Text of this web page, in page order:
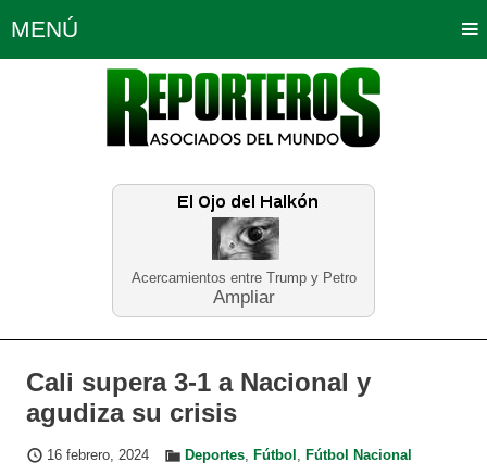
Acercamientos entre Trump y Petro
Ampliar
MENÚ
Política Opinión Bogotá
Planeta Tierra Deportes
Educación Neira
Cali supera 3-1 a Nacional y
agudiza su crisis
16 febrero, 2024 Deportes, Fútbol , Fútbol Nacional